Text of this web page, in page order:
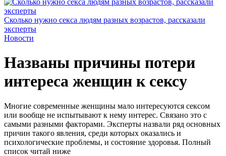
Сколько нужно секса людям разных возрастов, рассказали
эксперты
Новости
Названы причины потери
интереса женщин к сексу
Многие современные женщины мало интересуются сексом
или вообще не испытывают к нему интерес. Связано это с
самыми разными факторами. Эксперты назвали ряд основных
причин такого явления, среди которых оказались и
психологические проблемы, и состояние здоровья. Полный
список читай ниже